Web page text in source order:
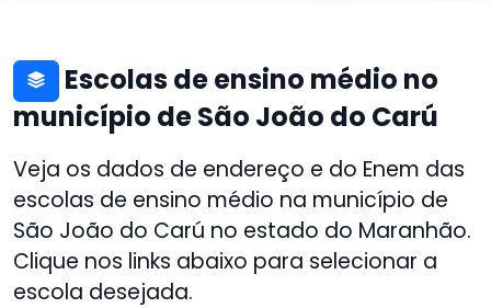
Escolas de ensino médio no
município de São João do Carú
Veja os dados de endereço e do Enem das
escolas de ensino médio na município de
São João do Carú no estado do Maranhão.
Clique nos links abaixo para selecionar a
escola desejada.